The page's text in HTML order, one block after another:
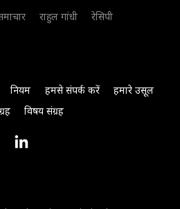
राहुल गांधी
रेसिपी
नियम हमसे संपर्क करें
हमारे उसूल
विषय संग्रह